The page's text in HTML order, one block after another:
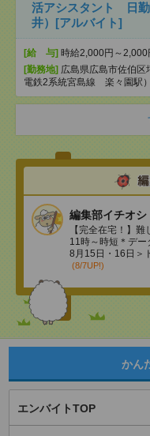
活アシスタント 日勤
井）[アルバイト]
[給 与] 時給2,000円～2,000
[勤務地] 広島県広島市佐伯区
電鉄2系統宮島線 楽々園駅）
編集部イチオシ
【完全在宅！】
11時～時短＊デー
8月15日・16日＞
(8/7UP!)
かん
エンバイトTOP